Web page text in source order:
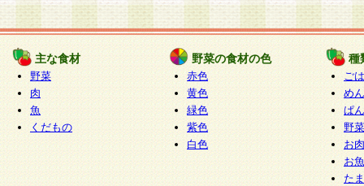
主な食材
野菜
肉
魚
くだもの
野菜の食材の色
赤色
黄色
緑色
紫色
白色
種
ご
めん
ぱん
野
お
お
た